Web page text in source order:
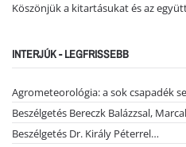
Köszönjük a kitartásukat és az
INTERJÚK - LEGFRISSEBB
Agrometeorológia: a sok csapadék
Beszélgetés Bereczk Balázzsal,
Beszélgetés Dr. Király Péterrel…